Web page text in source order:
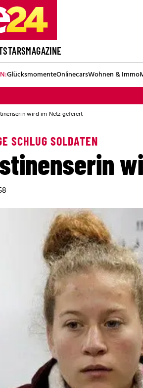
STARSMAGAZINE
GlücksmomenteOnlinecarsWohnen & Immo
wird im Netz gefeiert
SCHLUG SOLDATEN